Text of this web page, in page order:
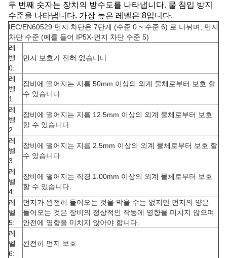
두 번째 숫자는 장치의 방수도를 나타냅니다. 물 침입 방지
수준을 나타냅니다. 가장 높은 레벨은 8입니다.
IEC/EN60529 먼지 차단은 7단계 (수준 0 ~ 수준 6) 로 나뉘며, 먼지
차단 수준 (예를 들어 IP5X-먼지 차단 수준 5)
레
벨
0:
먼지 보호가 전혀 없습니다.
레
벨
1:
장비에 떨어지는 지름 50mm 이상의 외계 물체로부터 보호 할
수 있습니다.
레
벨
2:
장비에 떨어지는 지름 12.5mm 이상의 외계 물체로부터 보호
할 수 있습니다.
레
벨
3:
장비에 떨어지는 지름 2.5mm 이상의 외계 물체로부터 보호 할
수 있습니다.
레
벨
4:
장비에 떨어지는 직경 1.00mm 이상의 외계 물체로부터 보호
할 수 있습니다.
레
벨
5:
먼지가 완전히 들어오는 것을 막을 수는 없지만 먼지의 양은
들어오는 것은 장비의 정상적인 작동에 영향을 미치지 않으며
안전에 영향을 미치지 않아야 합니다.
레
벨
6:
완전히 먼지 보호